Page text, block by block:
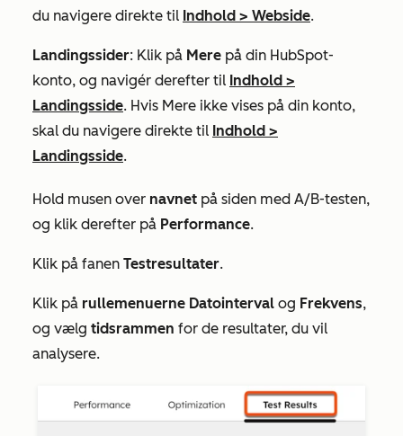
du navigere direkte til Indhold > Webside.
Landingssider: Klik på Mere på din HubSpot-
konto, og navigér derefter til Indhold >
Landingsside. Hvis Mere ikke vises på din konto,
skal du navigere direkte til Indhold >
Landingsside.
Hold musen over navnet på siden med A/B-testen,
og klik derefter på Performance.
Klik på fanen Testresultater.
Klik på rullemenuerne Datointerval og Frekvens,
og vælg tidsrammen for de resultater, du vil
analysere.